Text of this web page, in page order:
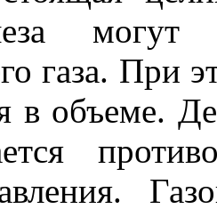
могут
газа. При
в объеме.